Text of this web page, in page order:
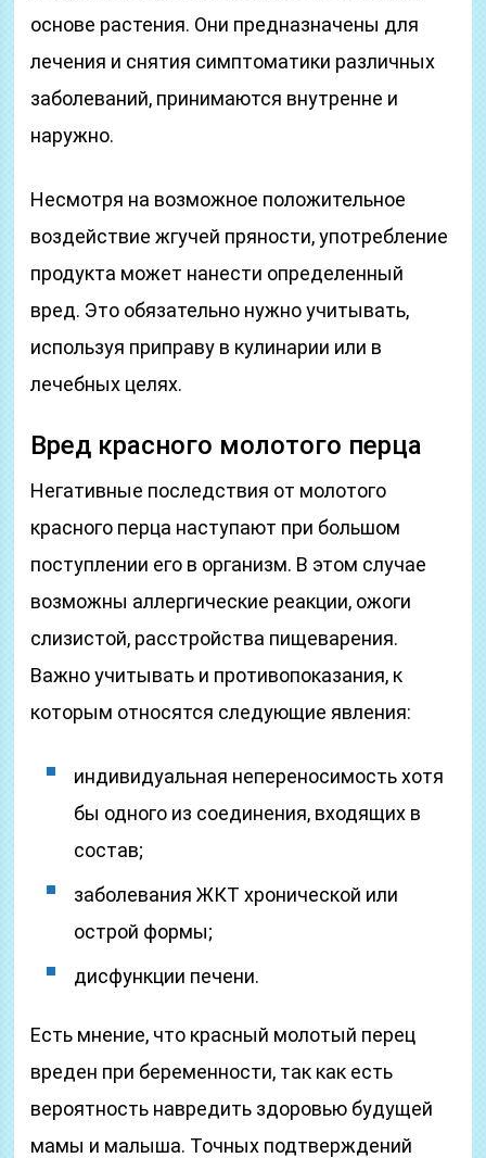
основе растения. Они предназначены для
лечения и снятия симптоматики различных
заболеваний, принимаются внутренне и
наружно.
Несмотря на возможное положительное
воздействие жгучей пряности, употребление
продукта может нанести определенный
вред. Это обязательно нужно учитывать,
используя приправу в кулинарии или в
лечебных целях.
Вред красного молотого перца
Негативные последствия от молотого
красного перца наступают при большом
поступлении его в организм. В этом случае
возможны аллергические реакции, ожоги
слизистой, расстройства пищеварения.
Важно учитывать и противопоказания, к
которым относятся следующие явления:
индивидуальная непереносимость хотя
бы одного из соединения, входящих в
состав;
заболевания ЖКТ хронической или
острой формы;
дисфункции печени.
Есть мнение, что красный молотый перец
вреден при беременности, так как есть
вероятность навредить здоровью будущей
мамы и малыша. Точных подтверждений